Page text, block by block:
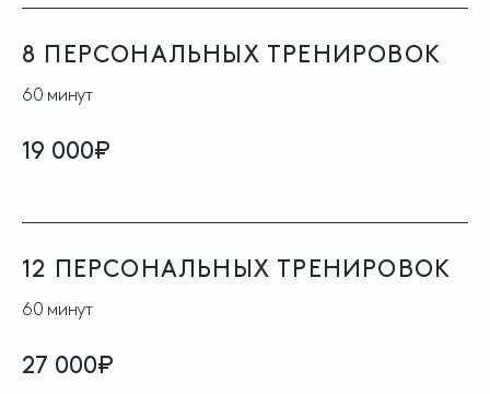
8 ПЕРСОНАЛЬНЫХ ТРЕНИРОВОК
60 минут
19 000₽
12 ПЕРСОНАЛЬНЫХ ТРЕНИРОВОК
60 минут
27 000₽